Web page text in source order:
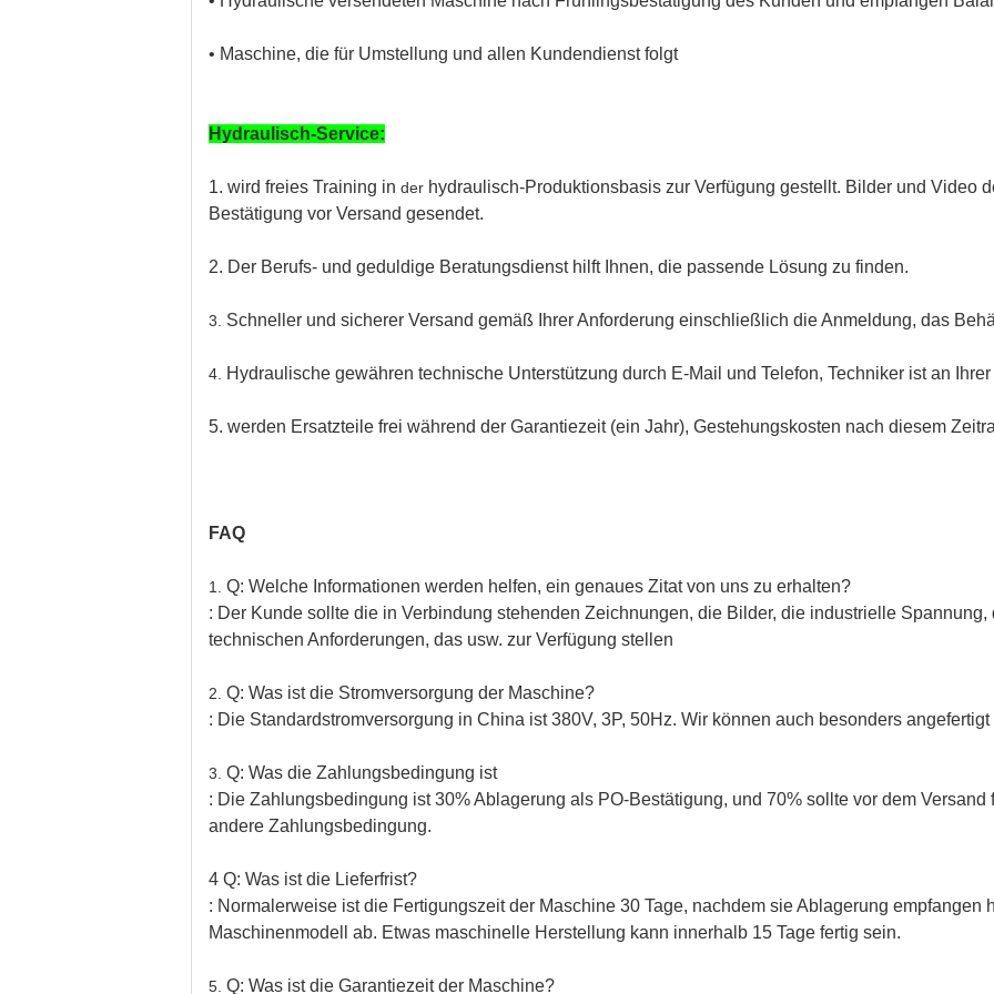
• Maschine, die für Umstellung und allen Kundendienst folgt
Hydraulisch-Service:
1. wird freies Training in der hydraulisch-Produktionsbasis zur Verfügung gestellt. Bilder und Video
Bestätigung vor Versand gesendet.
2. Der Berufs- und geduldige Beratungsdienst hilft Ihnen, die passende Lösung zu finden.
3. Schneller und sicherer Versand gemäß Ihrer Anforderung einschließlich die Anmeldung, das
4. Hydraulische gewähren technische Unterstützung durch E-Mail und Telefon, Techniker ist an
5. werden Ersatzteile frei während der Garantiezeit (ein Jahr), Gestehungskosten nach diesem
FAQ
1. Q: Welche Informationen werden helfen, ein genaues Zitat von uns zu erhalten?
: Der Kunde sollte die in Verbindung stehenden Zeichnungen, die Bilder, die industrielle
technischen Anforderungen, das usw. zur Verfügung stellen
2. Q: Was ist die Stromversorgung der Maschine?
: Die Standardstromversorgung in China ist 380V, 3P, 50Hz. Wir können auch besonders
3. Q: Was die Zahlungsbedingung ist
: Die Zahlungsbedingung ist 30% Ablagerung als PO-Bestätigung, und 70% sollte vor dem
andere Zahlungsbedingung.
4 Q: Was ist die Lieferfrist?
: Normalerweise ist die Fertigungszeit der Maschine 30 Tage, nachdem sie Ablagerung empfangen
Maschinenmodell ab. Etwas maschinelle Herstellung kann innerhalb 15 Tage fertig sein.
5. Q: Was ist die Garantiezeit der Maschine?